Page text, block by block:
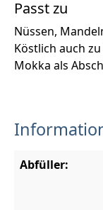
Passt zu
Nüssen,
Köstlich auch
Mokka als
Abfüller: